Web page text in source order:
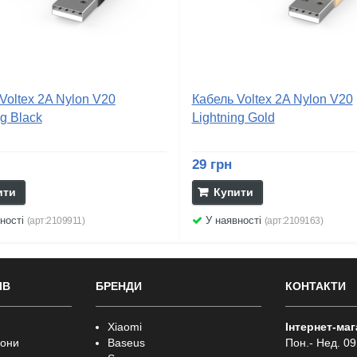
2A Nylon V20
Black
(арт:2109911)
Кабель Voltex 2A Nylon V20
Lightning Gold
29 грн
Купити
У наявності (арт:2109163)
БРЕНДИ
Xiaomi
Baseus
КОНТАКТИ
Інтернет-
Пон.- Нед.